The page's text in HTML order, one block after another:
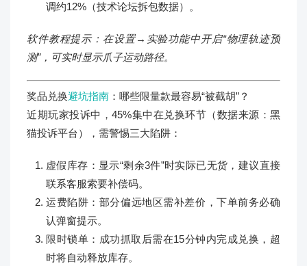
调约12%（技术论坛拆包数据）。
软件教程提示：在设置→实验功能中开启“物理轨迹预
测”，可实时显示爪子运动路径。
奖品兑换避坑指南 ：哪些限量款最容易“被截胡”？
近期玩家投诉中，45%集中在兑换环节（数据来源：黑
猫投诉平台），需警惕三大陷阱：
虚假库存：显示“剩余3件”时实际已无货，建议直接
联系客服索要补偿码。
运费陷阱：部分偏远地区需补差价，下单前务必确
认弹窗提示。
限时锁单：成功抓取后需在15分钟内完成兑换，超
时将自动释放库存。